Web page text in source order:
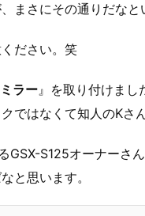
まさにその通りだなと
ださい。笑
ラー 』を取り付けまし
ではなくて知人のKさ
GSX-S125オーナーさ
と思います。